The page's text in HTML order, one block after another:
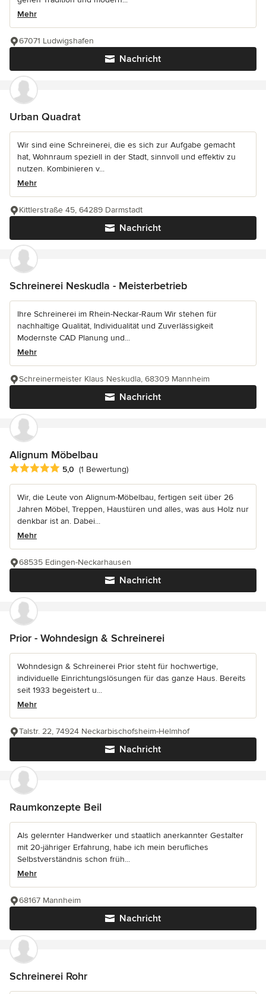
Mehr
Nachricht
67071 Ludwigshafen
Urban Quadrat
Wir sind eine Schreinerei, die es sich zur Aufgabe gemacht
hat, Wohnraum speziell in der Stadt, sinnvoll und effektiv zu
nutzen. Kombinieren v...
Mehr
Nachricht
Kittlerstraße 45, 64289 Darmstadt
Schreinerei Neskudla - Meisterbetrieb
Ihre Schreinerei im Rhein-Neckar-Raum Wir stehen für
nachhaltige Qualität, Individualität und Zuverlässigkeit
Modernste CAD Planung und...
Mehr
Nachricht
Schreinermeister Klaus Neskudla, 68309 Mannheim
Alignum Möbelbau
Durchschnittliche Bewertung: 5 von 5 Sternen
5,0 (1 Bewertung)
Wir, die Leute von Alignum-Möbelbau, fertigen seit über 26
Jahren Möbel, Treppen, Haustüren und alles, was aus Holz nur
denkbar ist an. Dabei...
Mehr
Nachricht
68535 Edingen-Neckarhausen
Prior - Wohndesign & Schreinerei
Wohndesign & Schreinerei Prior steht für hochwertige,
individuelle Einrichtungslösungen für das ganze Haus. Bereits
seit 1933 begeistert u...
Mehr
Nachricht
Talstr. 22, 74924 Neckarbischofsheim-Helmhof
Raumkonzepte Beil
Als gelernter Handwerker und staatlich anerkannter Gestalter
mit 20-jähriger Erfahrung, habe ich mein berufliches
Selbstverständnis schon früh...
Mehr
Nachricht
68167 Mannheim
Schreinerei Rohr